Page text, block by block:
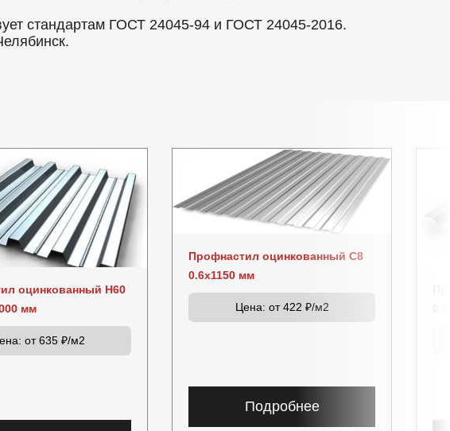
стандартам ГОСТ 24045-94 и ГОСТ 24045-2016.
оцинкованный Н60
мм
от 635 ₽/м2
Профнастил оцинкованный C8
0.6x1150 мм
Цена: от 422 ₽/м2
Подробнее